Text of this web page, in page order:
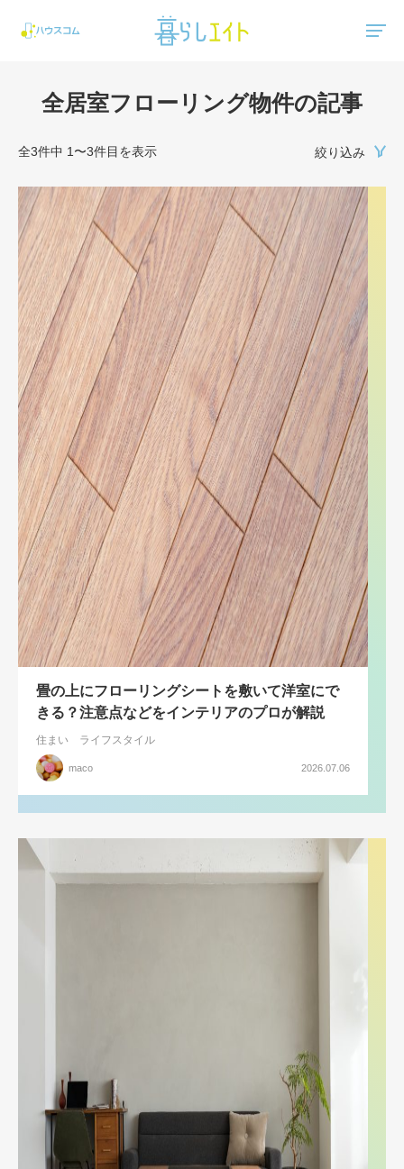
全居室フローリング物件の記事
全3件中 1〜3件目を表示 絞り込み
畳の上にフローリングシートを敷いて洋室にで
きる？注意点などをインテリアのプロが解説
住まい ライフスタイル
maco 2026.07.06